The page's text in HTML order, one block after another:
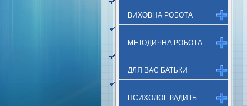
ВИХОВНА РОБОТА
МЕТОДИЧНА РОБОТА
ДЛЯ ВАС БАТЬКИ
ПСИХОЛОГ РАДИТЬ